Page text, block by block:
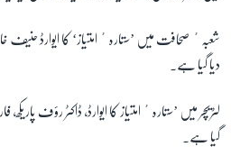
شعبہٴ صحافت میں ’ستارہٴ امتیاز‘ کا ایوارڈ حنیف
دیا گیا ہے۔
لٹریچر میں ’ستارہٴ امتیاز کا ایوارڈ، ڈاکٹر رؤف پاریکھ،
گیا ہے۔